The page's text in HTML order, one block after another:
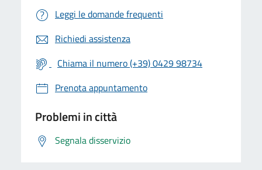
Leggi le domande frequenti
Richiedi assistenza
Chiama il numero (+39) 0429 98734
Prenota appuntamento
Problemi in città
Segnala disservizio